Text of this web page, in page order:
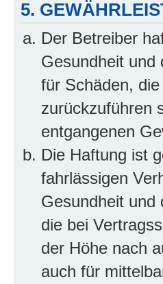
5.
Der Betreiber
Gesundheit und
für Schäden,
zurückzuführen
entgangenen
Die Haftung ist
fahrlässigen
Gesundheit und
die bei
der Höhe nach
auch für